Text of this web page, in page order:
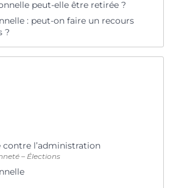
peut-elle être retirée ?
: peut-on faire un recours
?
l’administration
– Élections